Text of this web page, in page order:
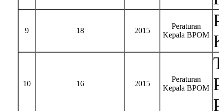
9 18 2015
Peraturan
Kepala BPOM
10 16 2015
Peraturan
Kepala BPOM